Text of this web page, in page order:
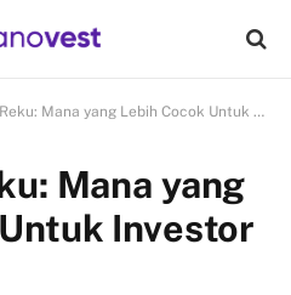
Mana yang Lebih Cocok Untuk Investor Indonesia?
Mana yang
Investor